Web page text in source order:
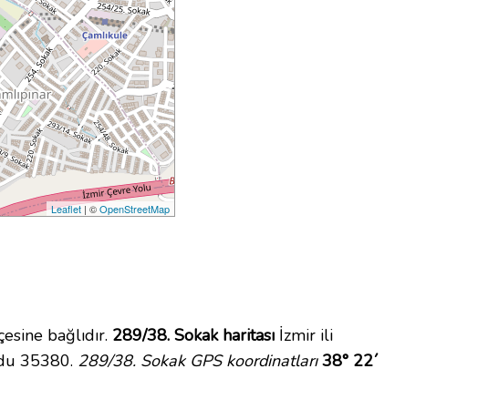
Leaflet| ©OpenStreetMap
bağlıdır. 289/38. Sokak haritası İzmir ili
35380. 289/38. Sokak GPS koordinatları 38° 22´